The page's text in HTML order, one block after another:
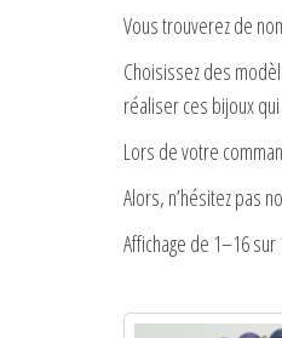
Vous trouverez de
Choisissez des
réaliser ces bijoux
Lors de votre
Alors, n’hésitez pas
Affichage de 1–16